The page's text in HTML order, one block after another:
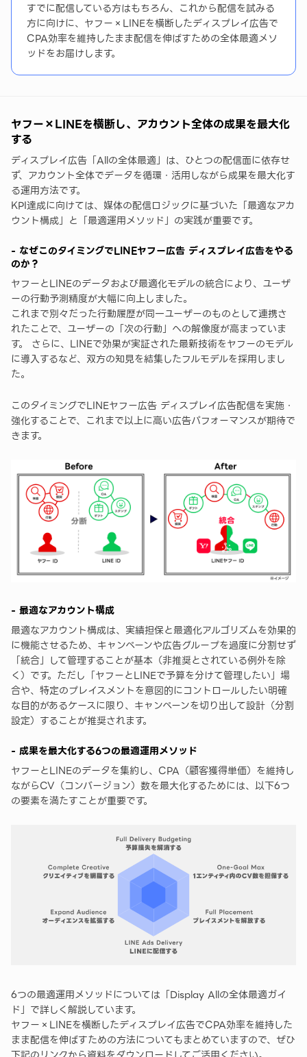
すでに配信している方はもちろん、これから配信を試みる
方に向けに、ヤフー×LINEを横断したディスプレイ広告で
CPA効率を維持したまま配信を伸ばすための全体最適メソ
ッドをお届けします。
ヤフー×LINEを横断し、アカウント全体の成果を最大化
する
ディスプレイ広告「Allの全体最適」は、ひとつの配信面に依存せ
ず、アカウント全体でデータを循環・活用しながら成果を最大化す
る運用方法です。
KPI達成に向けては、媒体の配信ロジックに基づいた「最適なアカ
ウント構成」と「最適運用メソッド」の実践が重要です。
- なぜこのタイミングでLINEヤフー広告 ディスプレイ広告をやる
のか？
ヤフーとLINEのデータおよび最適化モデルの統合により、ユーザ
ーの行動予測精度が大幅に向上しました。
これまで別々だった行動履歴が同一ユーザーのものとして連携さ
れたことで、ユーザーの「次の行動」への解像度が高まっていま
す。 さらに、LINEで効果が実証された最新技術をヤフーのモデル
に導入するなど、双方の知見を結集したフルモデルを採用しまし
た。
このタイミングでLINEヤフー広告 ディスプレイ広告配信を実施・
強化することで、これまで以上に高い広告パフォーマンスが期待で
きます。
- 最適なアカウント構成
最適なアカウント構成は、実績担保と最適化アルゴリズムを効果的
に機能させるため、キャンペーンや広告グループを過度に分割せず
「統合」して管理することが基本（非推奨とされている例外を除
く）です。ただし「ヤフーとLINEで予算を分けて管理したい」場
合や、特定のプレイスメントを意図的にコントロールしたい明確
な目的があるケースに限り、キャンペーンを切り出して設計（分割
設定）することが推奨されます。
- 成果を最大化する6つの最適運用メソッド
ヤフーとLINEのデータを集約し、CPA（顧客獲得単価）を維持し
ながらCV（コンバージョン）数を最大化するためには、以下6つ
の要素を満たすことが重要です。
6つの最適運用メソッドについては「Display Allの全体最適ガイ
ド」で詳しく解説しています。
ヤフー×LINEを横断したディスプレイ広告でCPA効率を維持した
まま配信を伸ばすための方法についてもまとめていますので、ぜひ